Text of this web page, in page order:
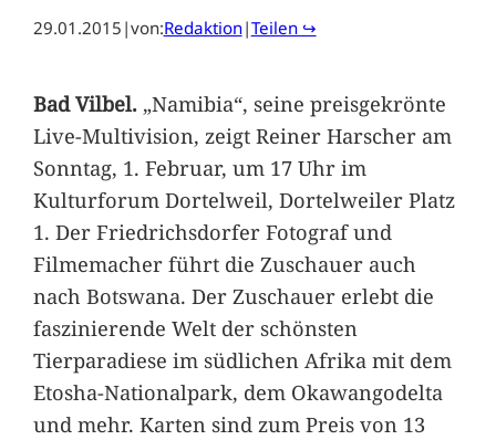
29.01.2015 |von:Redaktion|Teilen ↪
Bad Vilbel.„Namibia“, seine preisgekrönte
Live-Multivision, zeigt Reiner Harscher am
Sonntag, 1. Februar, um 17 Uhr im
Kulturforum Dortelweil, Dortelweiler Platz
1. Der Friedrichsdorfer Fotograf und
Filmemacher führt die Zuschauer auch
nach Botswana. Der Zuschauer erlebt die
faszinierende Welt der schönsten
Tierparadiese im südlichen Afrika mit dem
Etosha-Nationalpark, dem Okawangodelta
und mehr. Karten sind zum Preis von 13